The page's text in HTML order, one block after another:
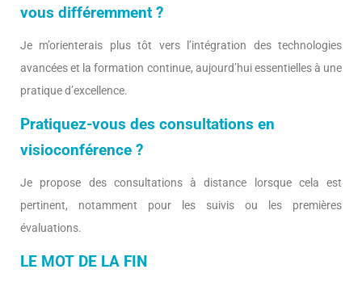
vous différemment ?
Je m’orienterais plus tôt vers l’intégration des technologies
avancées et la formation continue, aujourd’hui essentielles à une
pratique d’excellence.
Pratiquez-vous des consultations en
visioconférence ?
Je propose des consultations à distance lorsque cela est
pertinent, notamment pour les suivis ou les premières
évaluations.
LE MOT DE LA FIN